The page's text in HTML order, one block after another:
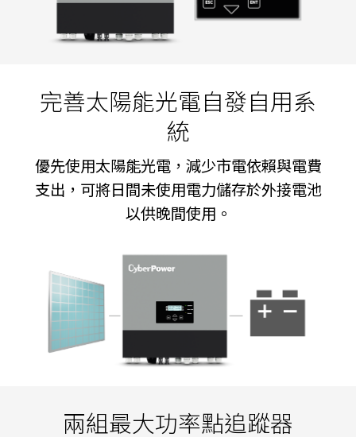
完善太陽能光電自發自用系
統
優先使用太陽能光電，減少市電依賴與電費
支出，可將日間未使用電力儲存於外接電池
以供晚間使用。
兩組最大功率點追蹤器